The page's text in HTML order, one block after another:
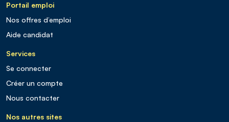
Portail emploi
Nos offres d’emploi
Aide candidat
Services
Se connecter
Créer un compte
Nous contacter
Nos autres sites